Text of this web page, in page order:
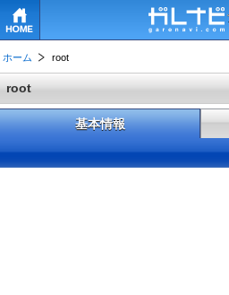
ホーム root
root
基本情報